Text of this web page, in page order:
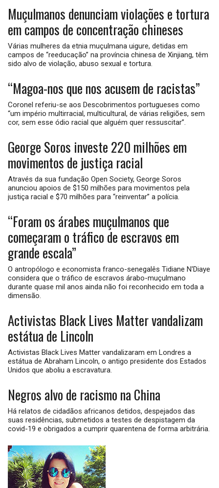
Muçulmanos denunciam violações e tortura
em campos de concentração chineses
Várias mulheres da etnia muçulmana uigure, detidas em
campos de “reeducação” na província chinesa de Xinjiang, têm
sido alvo de violação, abuso sexual e tortura.
“Magoa-nos que nos acusem de racistas”
Coronel referiu-se aos Descobrimentos portugueses como
“um império multirracial, multicultural, de várias religiões, sem
cor, sem esse ódio racial que alguém quer ressuscitar”.
George Soros investe 220 milhões em
movimentos de justiça racial
Através da sua fundação Open Society, George Soros
anunciou apoios de $150 milhões para movimentos pela
justiça racial e $70 milhões para “reinventar” a polícia.
“Foram os árabes muçulmanos que
começaram o tráfico de escravos em
grande escala”
O antropólogo e economista franco-senegalês Tidiane N'Diaye
considera que o tráfico de escravos árabo-muçulmano
durante quase mil anos ainda não foi reconhecido em toda a
dimensão.
Activistas Black Lives Matter vandalizam
estátua de Lincoln
Activistas Black Lives Matter vandalizaram em Londres a
estátua de Abraham Lincoln, o antigo presidente dos Estados
Unidos que aboliu a escravatura.
Negros alvo de racismo na China
Há relatos de cidadãos africanos detidos, despejados das
suas residências, submetidos a testes de despistagem da
covid-19 e obrigados a cumprir quarentena de forma arbitrária.